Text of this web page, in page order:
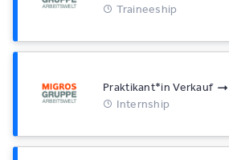
Traineeship
Praktikant*​in Verkauf
Internship